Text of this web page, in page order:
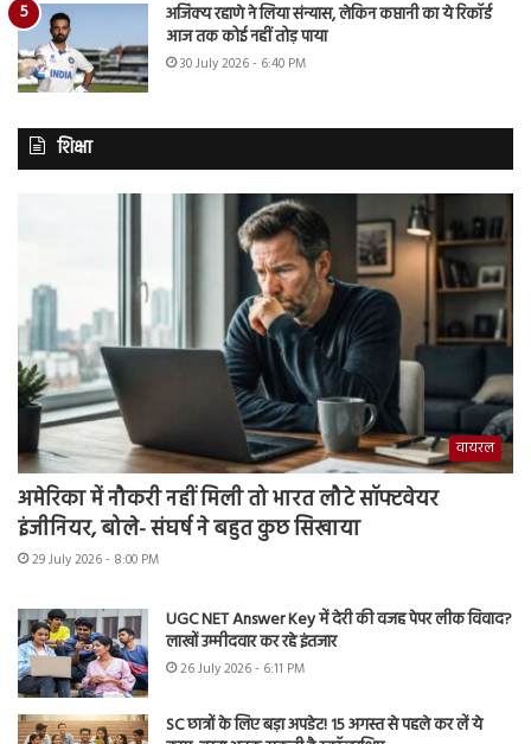
अजिंक्य रहाणे ने लिया संन्यास, लेकिन कप्तानी का ये रिकॉर्ड
आज तक कोई नहीं तोड़ पाया
30 July 2026 - 6:40 PM
शिक्षा
वायरल
अमेरिका में नौकरी नहीं मिली तो भारत लौटे सॉफ्टवेयर
इंजीनियर, बोले- संघर्ष ने बहुत कुछ सिखाया
29 July 2026 - 8:00 PM
UGC NET Answer Key में देरी की वजह पेपर लीक विवाद?
लाखों उम्मीदवार कर रहे इंतजार
26 July 2026 - 6:11 PM
SC छात्रों के लिए बड़ा अपडेट! 15 अगस्त से पहले कर लें ये